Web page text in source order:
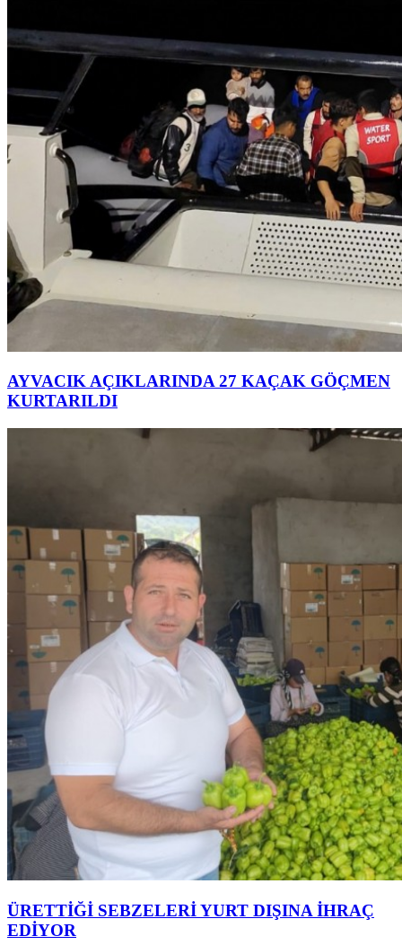
AYVACIK AÇIKLARINDA 27 KAÇAK GÖÇMEN
KURTARILDI
ÜRETTİĞİ SEBZELERİ YURT DIŞINA İHRAÇ
EDİYOR